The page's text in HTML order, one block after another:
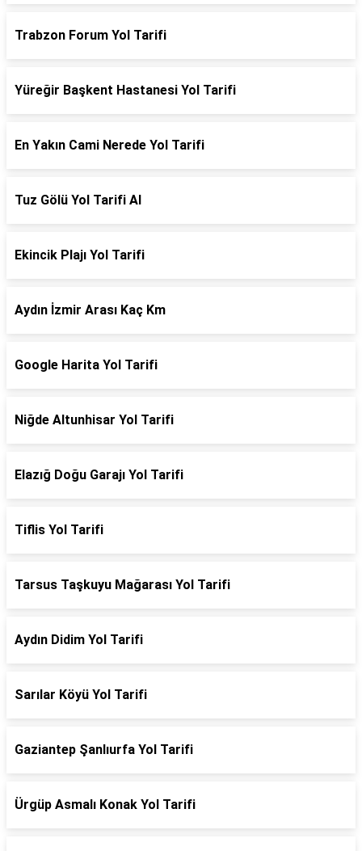
Trabzon Forum Yol Tarifi
Yüreğir Başkent Hastanesi Yol Tarifi
En Yakın Cami Nerede Yol Tarifi
Tuz Gölü Yol Tarifi Al
Ekincik Plajı Yol Tarifi
Aydın İzmir Arası Kaç Km
Google Harita Yol Tarifi
Niğde Altunhisar Yol Tarifi
Elazığ Doğu Garajı Yol Tarifi
Tiflis Yol Tarifi
Tarsus Taşkuyu Mağarası Yol Tarifi
Aydın Didim Yol Tarifi
Sarılar Köyü Yol Tarifi
Gaziantep Şanlıurfa Yol Tarifi
Ürgüp Asmalı Konak Yol Tarifi